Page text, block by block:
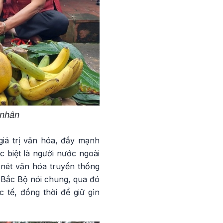
trị văn hóa, đẩy mạnh
biệt là người nước ngoài
văn hóa truyền thống
Bộ nói chung, qua đó
tế, đồng thời để giữ gìn